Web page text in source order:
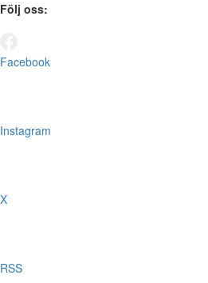
Följ oss:
Facebook
Instagram
X
RSS